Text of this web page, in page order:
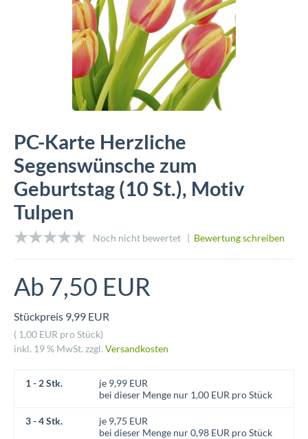
PC-Karte Herzliche
Segenswünsche zum
Geburtstag (10 St.), Motiv
Tulpen
Noch nicht bewertet | Bewertung schreiben
Ab 7,50 EUR
Stückpreis 9,99 EUR
( 1,00 EUR pro Stück)
inkl. 19 % MwSt. zzgl. Versandkosten
1 - 2 Stk.
je 9,99 EUR
bei dieser Menge nur 1,00 EUR pro Stück
3 - 4 Stk.
je 9,75 EUR
bei dieser Menge nur 0,98 EUR pro Stück